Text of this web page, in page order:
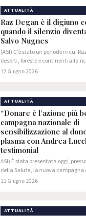
ATTUALITÀ
Raz Degan è il digiuno
quando il silenzio
Salvo Nugnes
(ASI) C’è stato un periodo in cui
deserti, foreste e continenti alla
sostiene che il viaggio più difficile
12 Giugno 2026
ATTUALITÀ
“Donare è l’azione più
campagna nazionale di
sensibilizzazione al
plasma con Andrea
testimonial
ASI) È stata presentata oggi,
della Salute, la nuova
alla donazione di sangue ed
11 Giugno 2026
ATTUALITÀ